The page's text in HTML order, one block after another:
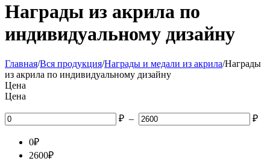
Награды из акрила по
индивидуальному дизайну
Главная/Вся продукция/Награды и медали из акрила/Награды
из акрила по индивидуальному дизайну
Цена
Цена
₽ – ₽
0₽
2600₽